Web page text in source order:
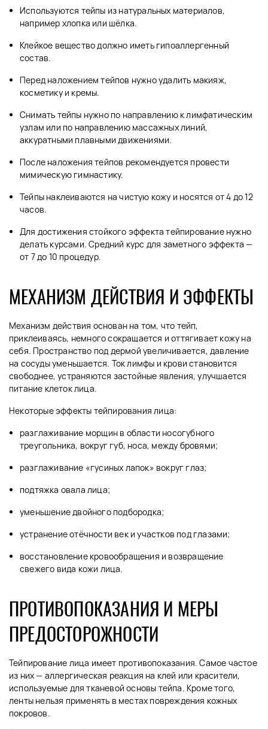
Используются тейпы из натуральных материалов,
например хлопка или шёлка.
Клейкое вещество должно иметь гипоаллергенный
состав.
Перед наложением тейпов нужно удалить макияж,
косметику и кремы.
Снимать тейпы нужно по направлению к лимфатическим
узлам или по направлению массажных линий,
аккуратными плавными движениями.
После наложения тейпов рекомендуется провести
мимическую гимнастику.
Тейпы наклеиваются на чистую кожу и носятся от 4 до 12
часов.
Для достижения стойкого эффекта тейпирование нужно
делать курсами. Средний курс для заметного эффекта —
от 7 до 10 процедур.
МЕХАНИЗМ ДЕЙСТВИЯ И ЭФФЕКТЫ
Механизм действия основан на том, что тейп,
приклеиваясь, немного сокращается и оттягивает кожу на
себя. Пространство под дермой увеличивается, давление
на сосуды уменьшается. Ток лимфы и крови становится
свободнее, устраняются застойные явления, улучшается
питание клеток лица.
Некоторые эффекты тейпирования лица:
разглаживание морщин в области носогубного
треугольника, вокруг губ, носа, между бровями;
разглаживание «гусиных лапок» вокруг глаз;
подтяжка овала лица;
уменьшение двойного подбородка;
устранение отёчности век и участков под глазами;
восстановление кровообращения и возвращение
свежего вида кожи лица.
ПРОТИВОПОКАЗАНИЯ И МЕРЫ
ПРЕДОСТОРОЖНОСТИ
Тейпирование лица имеет противопоказания. Самое частое
из них — аллергическая реакция на клей или красители,
используемые для тканевой основы тейпа. Кроме того,
ленты нельзя применять в местах повреждения кожных
покровов.